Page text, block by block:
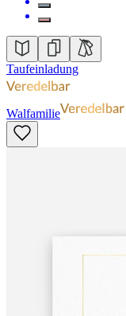
Taufeinladung
Walfamilie